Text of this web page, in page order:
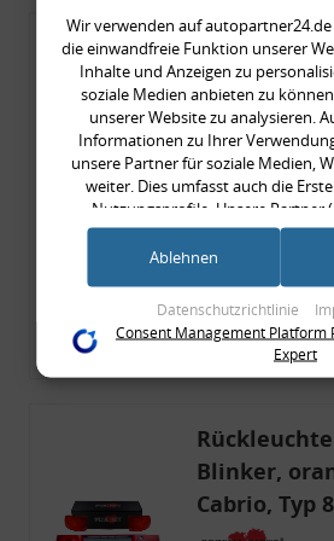
Blinker, rot,
Audi 80
OE-Nr.:
8G0945225C
Merkzettel
Zum Artikel
Blinker,
Cabrio, Typ
Wir verwenden auf
die einwandfreie Funktion unserer
Inhalte und Anzeigen zu
soziale Medien anbieten zu
unserer Website zu analysieren.
Informationen zu Ihrer
unsere Partner für soziale Medien,
weiter. Dies umfasst auch die
Nutzungsprofile. Unsere Partner
Products) führen diese
weiteren Daten zusammen, die Sie
im Rahmen Ihrer Nutzung der
(bspw. Nutzungsdaten anderer
Nutzung von Cookies und Pixeln
widerrufen, indem Sie auf den
Zwecke der Datenverarbeitung
Speichern von oder Zugriff auf
Verwendung reduzierter Daten zur
Erstellung von Profilen für
Datenschutzrichtlinie
Ablehnen
Consent Management Platform
Expert